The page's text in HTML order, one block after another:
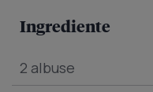
Ingrediente
2 albuse